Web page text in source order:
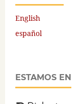
English
español
ESTAMOS EN